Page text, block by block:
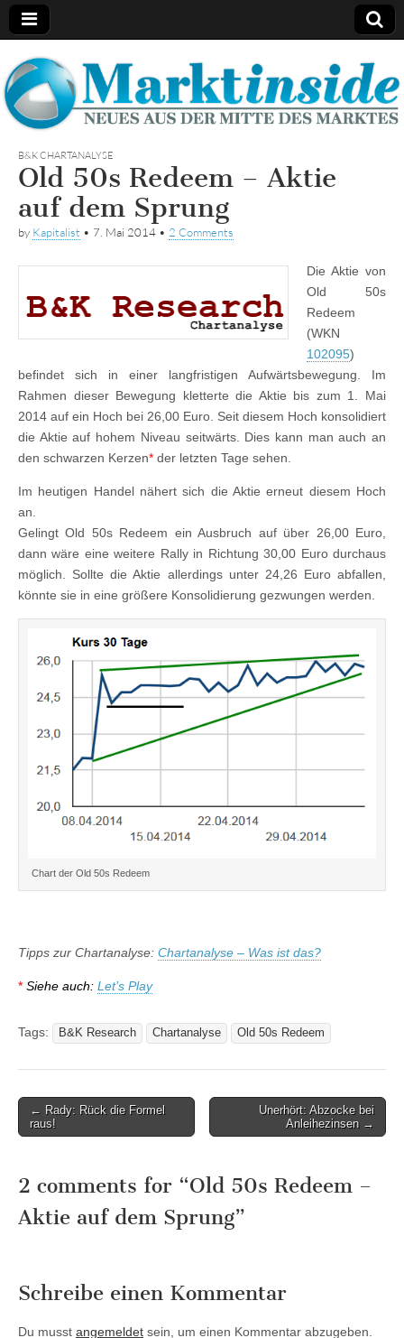
Marktinside
B&K CHARTANALYSE
Old 50s Redeem – Aktie
auf dem Sprung
by Kapitalist • 7. Mai 2014 • 2 Comments
Die Aktie von
Old 50s
Redeem
(WKN
102095)
befindet sich in einer langfristigen Aufwärtsbewegung. Im
Rahmen dieser Bewegung kletterte die Aktie bis zum 1. Mai
2014 auf ein Hoch bei 26,00 Euro. Seit diesem Hoch konsolidiert
die Aktie auf hohem Niveau seitwärts. Dies kann man auch an
den schwarzen Kerzen* der letzten Tage sehen.
Im heutigen Handel nähert sich die Aktie erneut diesem Hoch
an.
Gelingt Old 50s Redeem ein Ausbruch auf über 26,00 Euro,
dann wäre eine weitere Rally in Richtung 30,00 Euro durchaus
möglich. Sollte die Aktie allerdings unter 24,26 Euro abfallen,
könnte sie in eine größere Konsolidierung gezwungen werden.
Chart der Old 50s Redeem
Tipps zur Chartanalyse: Chartanalyse – Was ist das?
* Siehe auch: Let’s Play
Tags: B&K Research Chartanalyse Old 50s Redeem
Post
navigation
← Rady: Rück die Formel
raus!
Unerhört: Abzocke bei
Anleihezinsen →
2 comments for “Old 50s Redeem –
Aktie auf dem Sprung”
Schreibe einen Kommentar
Du musst angemeldet sein, um einen Kommentar abzugeben.